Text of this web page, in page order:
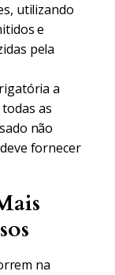
utilizando
e
pela
a
as
não
fornecer
na